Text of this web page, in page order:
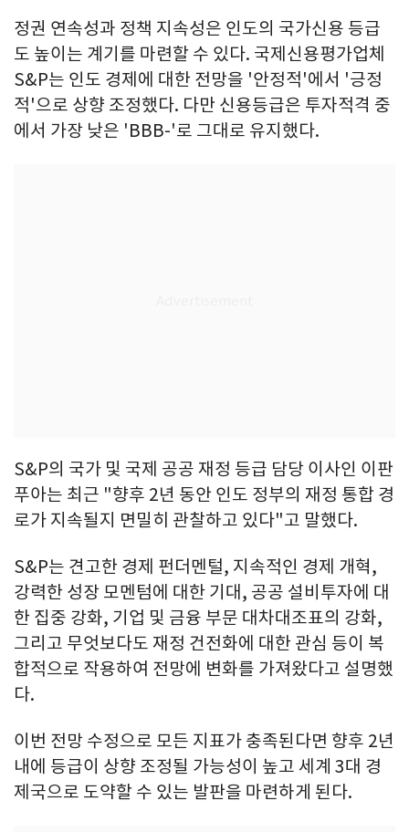
정권 연속성과 정책 지속성은 인도의 국가신용 등급
도 높이는 계기를 마련할 수 있다. 국제신용평가업체
S&P는 인도 경제에 대한 전망을 '안정적'에서 '긍정
적'으로 상향 조정했다. 다만 신용등급은 투자적격 중
에서 가장 낮은 'BBB-'로 그대로 유지했다.
S&P의 국가 및 국제 공공 재정 등급 담당 이사인 이판
푸아는 최근 "향후 2년 동안 인도 정부의 재정 통합 경
로가 지속될지 면밀히 관찰하고 있다"고 말했다.
S&P는 견고한 경제 펀더멘털, 지속적인 경제 개혁,
강력한 성장 모멘텀에 대한 기대, 공공 설비투자에 대
한 집중 강화, 기업 및 금융 부문 대차대조표의 강화,
그리고 무엇보다도 재정 건전화에 대한 관심 등이 복
합적으로 작용하여 전망에 변화를 가져왔다고 설명했
다.
이번 전망 수정으로 모든 지표가 충족된다면 향후 2년
내에 등급이 상향 조정될 가능성이 높고 세계 3대 경
제국으로 도약할 수 있는 발판을 마련하게 된다.